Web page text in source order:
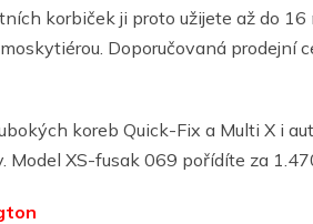
korbiček ji proto užijete až do 16
Doporučovaná prodejní
koreb Quick-Fix a Multi X i
XS-fusak 069 pořídíte za